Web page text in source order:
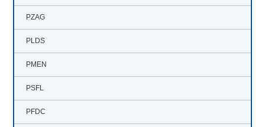
PZAG
PLDS
PMEN
PSFL
PFDC